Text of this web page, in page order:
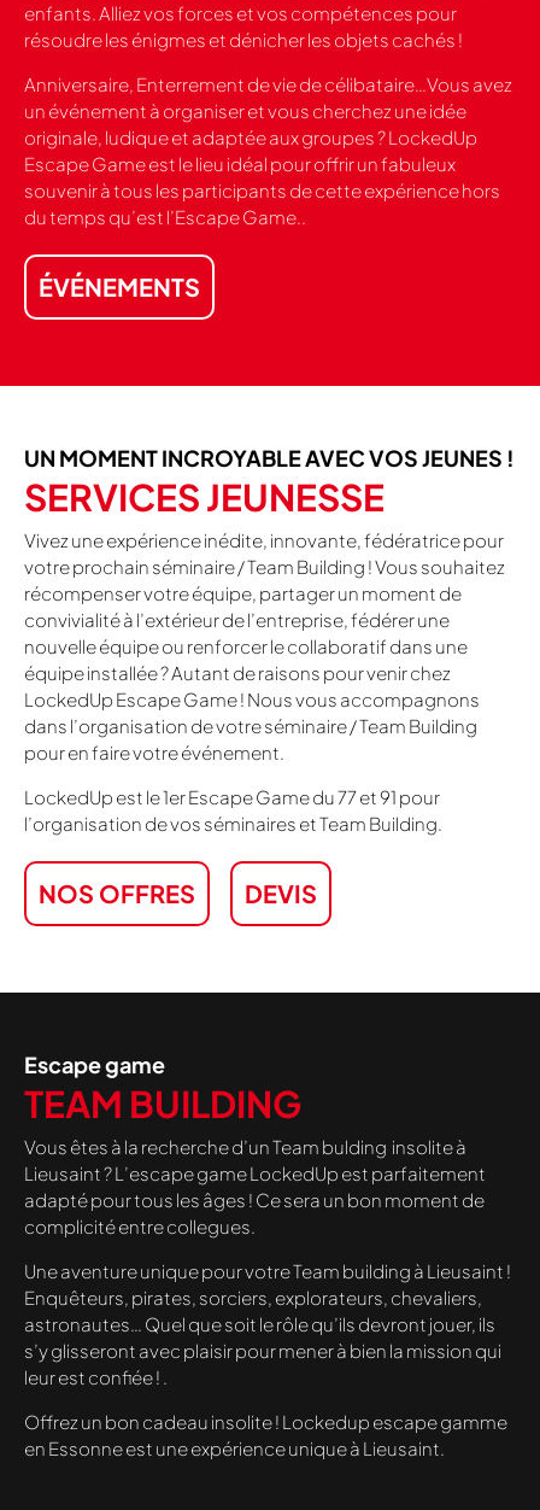
enfants. Alliez vos forces et vos compétences pour
résoudre les énigmes et dénicher les objets cachés !
Anniversaire, Enterrement de vie de célibataire…Vous avez
un événement à organiser et vous cherchez une idée
originale, ludique et adaptée aux groupes ? LockedUp
Escape Game est le lieu idéal pour offrir un fabuleux
souvenir à tous les participants de cette expérience hors
du temps qu’est l’Escape Game..
ÉVÉNEMENTS
UN MOMENT INCROYABLE AVEC VOS JEUNES !
SERVICES JEUNESSE
Vivez une expérience inédite, innovante, fédératrice pour
votre prochain séminaire / Team Building ! Vous souhaitez
récompenser votre équipe, partager un moment de
convivialité à l’extérieur de l’entreprise, fédérer une
nouvelle équipe ou renforcer le collaboratif dans une
équipe installée ? Autant de raisons pour venir chez
LockedUp Escape Game ! Nous vous accompagnons
dans l’organisation de votre séminaire / Team Building
pour en faire votre événement.
LockedUp est le 1er Escape Game du 77 et 91 pour
l’organisation de vos séminaires et Team Building.
NOS OFFRES DEVIS
Escape game
TEAM BUILDING
Vous êtes à la recherche d’un Team bulding insolite à
Lieusaint ? L’escape game LockedUp est parfaitement
adapté pour tous les âges ! Ce sera un bon moment de
complicité entre collegues.
Une aventure unique pour votre Team building à Lieusaint !
Enquêteurs, pirates, sorciers, explorateurs, chevaliers,
astronautes… Quel que soit le rôle qu’ils devront jouer, ils
s’y glisseront avec plaisir pour mener à bien la mission qui
leur est confiée ! .
Offrez un bon cadeau insolite ! Lockedup escape gamme
en Essonne est une expérience unique à Lieusaint.